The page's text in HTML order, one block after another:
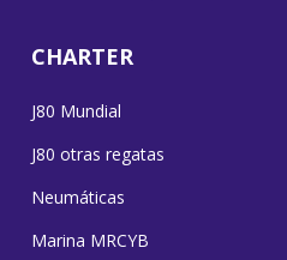
CHARTER
J80 Mundial
J80 otras regatas
Neumáticas
Marina MRCYB